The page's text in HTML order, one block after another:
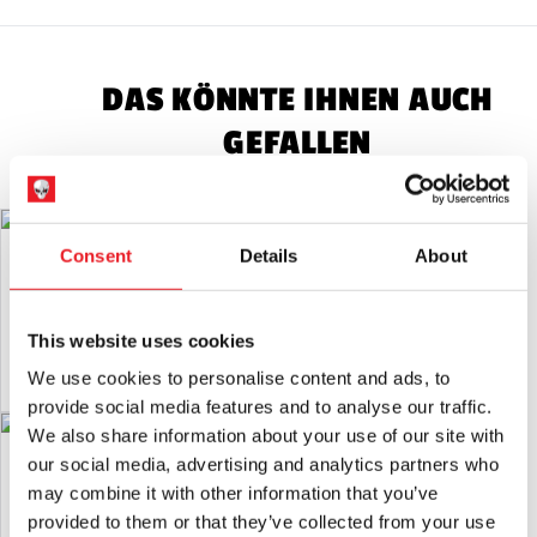
Consent Details About
This website uses cookies
We use cookies to personalise content and ads, to
provide social media features and to analyse our traffic.
We also share information about your use of our site with
our social media, advertising and analytics partners who
may combine it with other information that you’ve
provided to them or that they’ve collected from your use
verkauft werden, sind Sammlerstücke, Halloween-
Seien Sie beim Tragen einer Maske stets
vorsichtig, da die Sicht und das Gehör leicht beeinträchtigt
sein können.
Latex-Warnung:Kann Latex enthalten, das in sehr seltenen
Fällen bei latexempfindlichen Personen eine allergische
unbenutztem Zustand mit
Alle Anhänger angebracht.
DAS KÖNNTE IHNEN AUCH
GEFALLEN
Ghostface Bling-Messer
IN DEN WARENKORB LEGEN
PRODUKT ANSEHEN
Ghostface Schlachtermesser
PRODUKT ANSEHEN
14.95
Scream 6 Ghostface
Reflexionsmesser
£17.95